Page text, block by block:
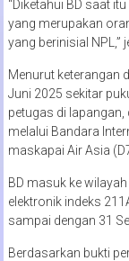
“Diketahui BD saat
yang merupakan
yang berinisial
Menurut keterangan
Juni 2025 sekitar
petugas di
melalui Bandara
maskapai Air Asia
BD masuk ke
elektronik indeks
sampai dengan 31
Berdasarkan bukti